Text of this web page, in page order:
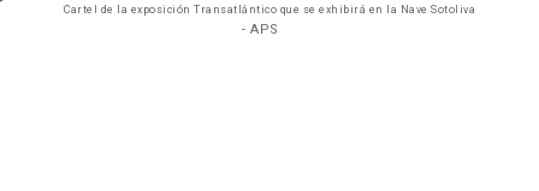
Cartel de la exposición Transatlántico que se exhibirá en la Nave Sotoliva
- APS